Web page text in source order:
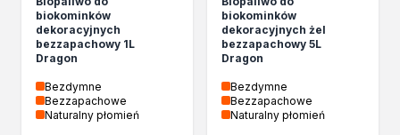
Biopaliwa do biokominków
Akcja Zima
Poznaj Dragona
O firmie Dragon Poland
Akademia Dragona
Aktualności
biokominków
dekoracyjnych
bezzapachowy 1L
Dragon
Bezdymne
Bezzapachowe
Naturalny płomień
biokominków
dekoracyjnych żel
bezzapachowy 5L
Dragon
Bezdymne
Bezzapachowe
Naturalny płomień